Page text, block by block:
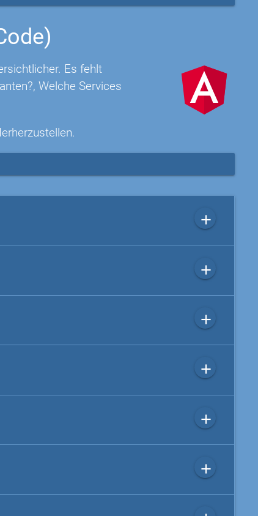
Es fehlt
Welche Services
add
add
add
add
add
add